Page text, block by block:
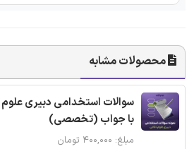
محصولات مشابه
سوالات استخدامی دبیری
با جواب (تخصصی)
مبلغ: ۴۰۰,۰۰۰ تومان